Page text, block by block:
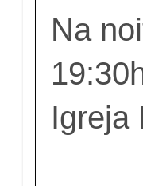
Na
Igreja